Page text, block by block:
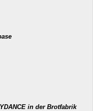
in der Brotfabrik